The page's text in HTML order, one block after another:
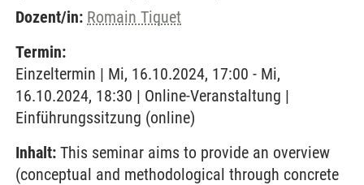
Dozent/in: Romain Tiquet
Termin:
Einzeltermin | Mi, 16.10.2024, 17:00 - Mi,
16.10.2024, 18:30 | Online-Veranstaltung |
Einführungssitzung (online)
Inhalt: This seminar aims to provide an overview
(conceptual and methodological through concrete